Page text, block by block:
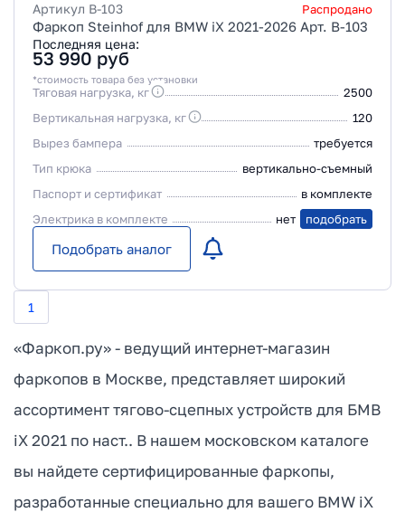
Артикул B-103 Распродано
Фаркоп Steinhof для BMW iX 2021-2026 Арт. B-103
Последняя цена:
53 990 руб
*стоимость товара без установки
Тяговая нагрузка, кг
2500
Вертикальная нагрузка, кг
120
Вырез бампера
требуется
Тип крюка
вертикально-съемный
Паспорт и сертификат
в комплекте
Электрика в комплекте
нет подобрать
Подобрать аналог
1
«Фаркоп.ру» - ведущий интернет-магазин
фаркопов в Москве, представляет широкий
ассортимент тягово-сцепных устройств для БМВ
iX 2021 по наст.. В нашем московском каталоге
вы найдете сертифицированные фаркопы,
разработанные специально для вашего BMW iX